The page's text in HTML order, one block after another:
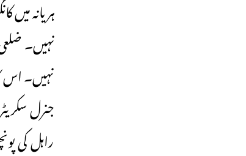
نہیں۔
نہیں۔ اس
جنرل
راہل کی